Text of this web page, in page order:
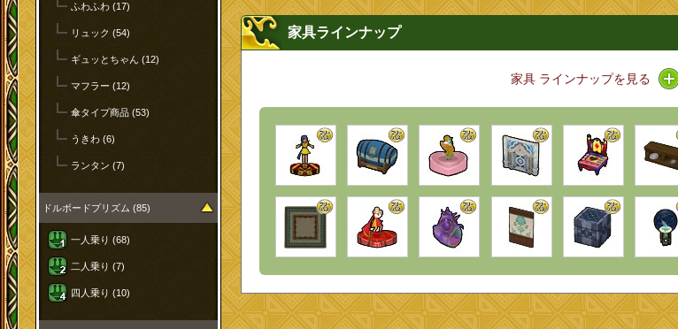
ふわふわ (17)
リュック (54)
ギュッとちゃん (12)
マフラー (12)
傘タイプ商品 (53)
うきわ (6)
ランタン (7)
ドルボードプリズム (85)
一人乗り (68)
二人乗り (7)
四人乗り (10)
家具ラインナップ
家具 ラインナップを見る